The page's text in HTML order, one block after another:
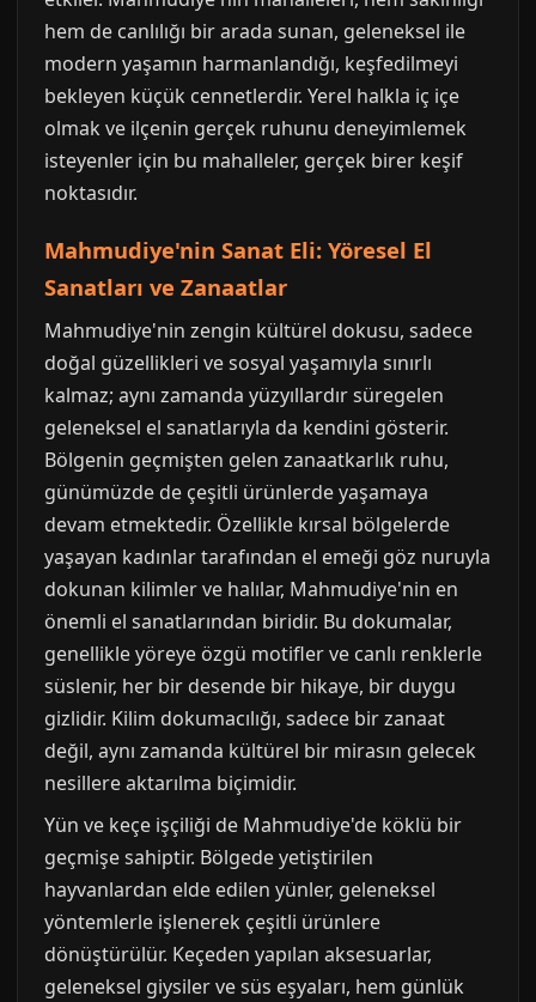
hem de canlılığı bir arada sunan, geleneksel ile
modern yaşamın harmanlandığı, keşfedilmeyi
bekleyen küçük cennetlerdir. Yerel halkla iç içe
olmak ve ilçenin gerçek ruhunu deneyimlemek
isteyenler için bu mahalleler, gerçek birer keşif
noktasıdır.
Mahmudiye'nin Sanat Eli: Yöresel El
Sanatları ve Zanaatlar
Mahmudiye'nin zengin kültürel dokusu, sadece
doğal güzellikleri ve sosyal yaşamıyla sınırlı
kalmaz; aynı zamanda yüzyıllardır süregelen
geleneksel el sanatlarıyla da kendini gösterir.
Bölgenin geçmişten gelen zanaatkarlık ruhu,
günümüzde de çeşitli ürünlerde yaşamaya
devam etmektedir. Özellikle kırsal bölgelerde
yaşayan kadınlar tarafından el emeği göz nuruyla
dokunan kilimler ve halılar, Mahmudiye'nin en
önemli el sanatlarından biridir. Bu dokumalar,
genellikle yöreye özgü motifler ve canlı renklerle
süslenir, her bir desende bir hikaye, bir duygu
gizlidir. Kilim dokumacılığı, sadece bir zanaat
değil, aynı zamanda kültürel bir mirasın gelecek
nesillere aktarılma biçimidir.
Yün ve keçe işçiliği de Mahmudiye'de köklü bir
geçmişe sahiptir. Bölgede yetiştirilen
hayvanlardan elde edilen yünler, geleneksel
yöntemlerle işlenerek çeşitli ürünlere
dönüştürülür. Keçeden yapılan aksesuarlar,
geleneksel giysiler ve süs eşyaları, hem günlük